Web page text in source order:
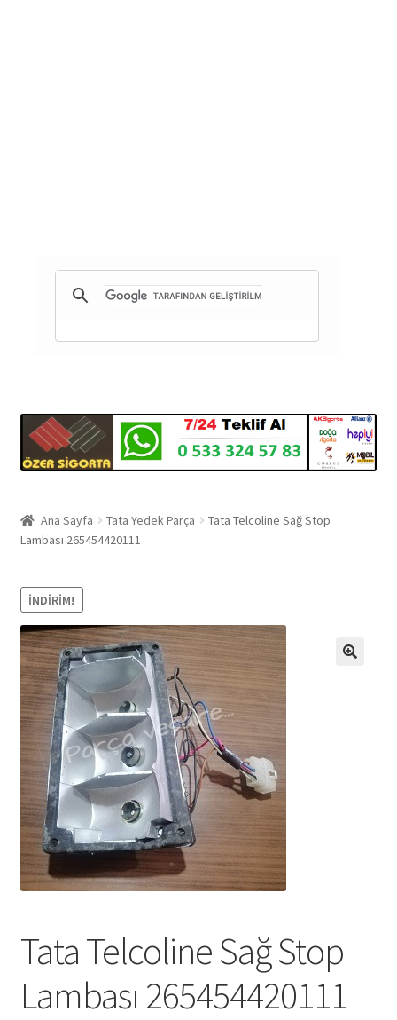
Ana Sayfa Tata Yedek Parça
Tata Telcoline Sağ Stop
Lambası 265454420111
İNDIRIM!
Tata Telcoline Sağ Stop
Lambası 265454420111